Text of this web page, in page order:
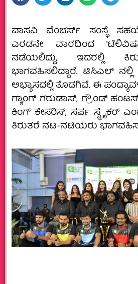
ವಾಸವಿ ವೆಂಚರ್ಸ್ ಸಂಸ್ಥೆ
ಎರಡನೇ ವಾರದಿಂದ
ನಡೆಯಲಿದ್ದು, ಇದರಲ್ಲಿ
ಭಾಗವಹಿಸಲಿದ್ದಾರೆ. ಟಿಸಿಎಲ್ ನಲ್ಲಿ
ಅಭ್ಯಾಸದಲ್ಲಿ ತೊಡಗಿವೆ. ಈ
ಗ್ಯಾಂಗ್ ಗರುಡಾಸ್, ಗ್ರೌಂಡ್
ಕಿಂಗ್ ಕೇಸರಿಸ್, ಸರ್ಪ ಸ್ಟ್ರೈಕರ್
ಕಿರುತರೆ ನಟ-ನಟಿಯರು